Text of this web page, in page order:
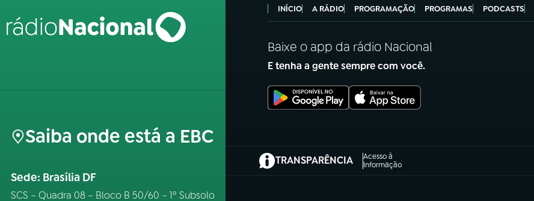
Saiba onde está a EBC
Sede: Brasília DF
SCS – Quadra 08 – Bloco B 50/60 – 1º Subsolo
INÍCIO A RÁDIO PROGRAMAÇÃO PROGRAMAS PODCASTS
Baixe o app da rádio Nacional
E tenha a gente sempre com você.
TRANSPARÊNCIA
Acesso à
Informação
(abre em nova aba)